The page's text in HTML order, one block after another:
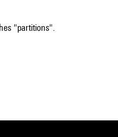
"partitions".